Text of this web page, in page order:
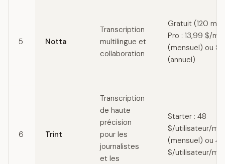
5 Notta
Transcription
multilingue et
collaboration
Gratuit (120
Pro : 13,99 $/
(mensuel) ou
(annuel)
6 Trint
Transcription
de haute
précision
pour les
journalistes
et les
Starter : 48
$/utilisateur/
(mensuel) ou 40
$/utilisateur/